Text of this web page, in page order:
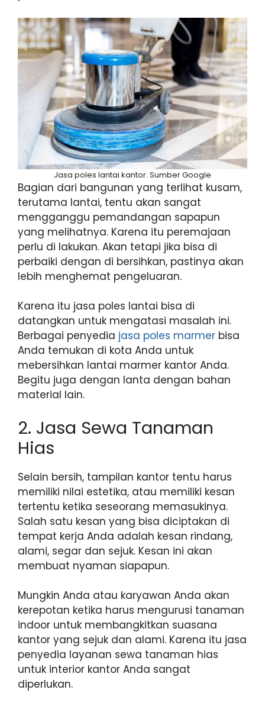
Jasa poles lantai kantor. Sumber Google
Bagian dari bangunan yang terlihat kusam,
terutama lantai, tentu akan sangat
mengganggu pemandangan sapapun
yang melihatnya. Karena itu peremajaan
perlu di lakukan. Akan tetapi jika bisa di
perbaiki dengan di bersihkan, pastinya akan
lebih menghemat pengeluaran.
Karena itu jasa poles lantai bisa di
datangkan untuk mengatasi masalah ini.
Berbagai penyedia jasa poles marmer bisa
Anda temukan di kota Anda untuk
mebersihkan lantai marmer kantor Anda.
Begitu juga dengan lanta dengan bahan
material lain.
2. Jasa Sewa Tanaman
Hias
Selain bersih, tampilan kantor tentu harus
memiliki nilai estetika, atau memiliki kesan
tertentu ketika seseorang memasukinya.
Salah satu kesan yang bisa diciptakan di
tempat kerja Anda adalah kesan rindang,
alami, segar dan sejuk. Kesan ini akan
membuat nyaman siapapun.
Mungkin Anda atau karyawan Anda akan
kerepotan ketika harus mengurusi tanaman
indoor untuk membangkitkan suasana
kantor yang sejuk dan alami. Karena itu jasa
penyedia layanan sewa tanaman hias
untuk interior kantor Anda sangat
diperlukan.